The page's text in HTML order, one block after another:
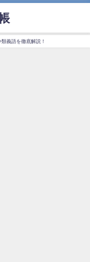
義語を徹底解説！